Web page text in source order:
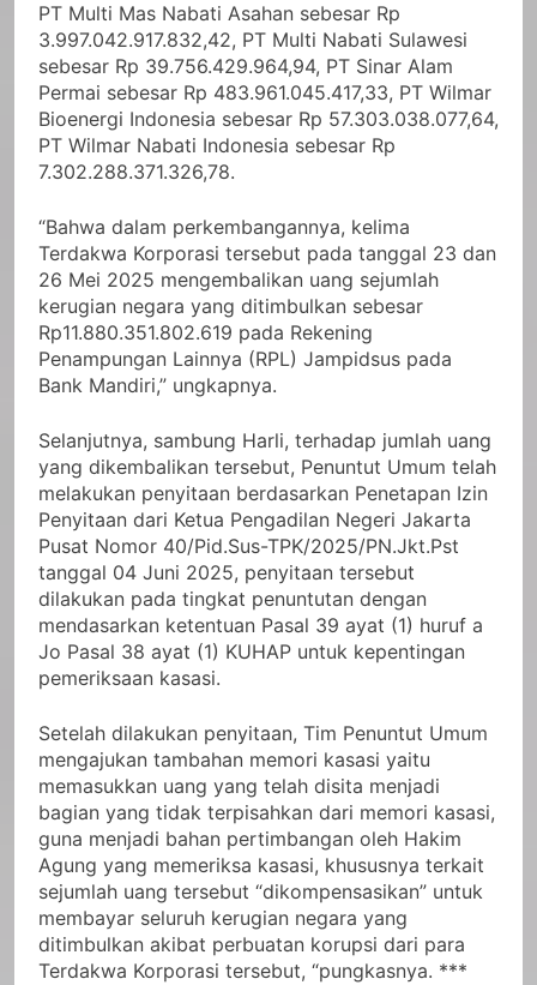
PT Multi Mas Nabati Asahan sebesar Rp
3.997.042.917.832,42, PT Multi Nabati Sulawesi
sebesar Rp 39.756.429.964,94, PT Sinar Alam
Permai sebesar Rp 483.961.045.417,33, PT Wilmar
Bioenergi Indonesia sebesar Rp 57.303.038.077,64,
PT Wilmar Nabati Indonesia sebesar Rp
7.302.288.371.326,78.
“Bahwa dalam perkembangannya, kelima
Terdakwa Korporasi tersebut pada tanggal 23 dan
26 Mei 2025 mengembalikan uang sejumlah
kerugian negara yang ditimbulkan sebesar
Rp11.880.351.802.619 pada Rekening
Penampungan Lainnya (RPL) Jampidsus pada
Bank Mandiri,” ungkapnya.
Selanjutnya, sambung Harli, terhadap jumlah uang
yang dikembalikan tersebut, Penuntut Umum telah
melakukan penyitaan berdasarkan Penetapan Izin
Penyitaan dari Ketua Pengadilan Negeri Jakarta
Pusat Nomor 40/Pid.Sus-TPK/2025/PN.Jkt.Pst
tanggal 04 Juni 2025, penyitaan tersebut
dilakukan pada tingkat penuntutan dengan
mendasarkan ketentuan Pasal 39 ayat (1) huruf a
Jo Pasal 38 ayat (1) KUHAP untuk kepentingan
pemeriksaan kasasi.
Setelah dilakukan penyitaan, Tim Penuntut Umum
mengajukan tambahan memori kasasi yaitu
memasukkan uang yang telah disita menjadi
bagian yang tidak terpisahkan dari memori kasasi,
guna menjadi bahan pertimbangan oleh Hakim
Agung yang memeriksa kasasi, khususnya terkait
sejumlah uang tersebut “dikompensasikan” untuk
membayar seluruh kerugian negara yang
ditimbulkan akibat perbuatan korupsi dari para
Terdakwa Korporasi tersebut, “pungkasnya. ***